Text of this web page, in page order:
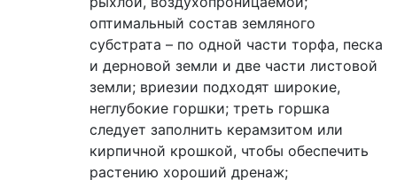
оптимальный состав земляного
субстрата – по одной части торфа, песка
и дерновой земли и две части листовой
земли; вриезии подходят широкие,
неглубокие горшки; треть горшка
следует заполнить керамзитом или
кирпичной крошкой, чтобы обеспечить
растению хороший дренаж;